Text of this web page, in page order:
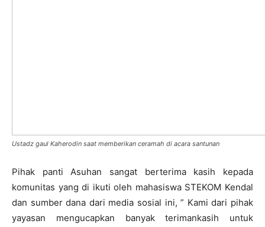
Ustadz gaul Kaherodin saat memberikan ceramah di acara santunan
Pihak panti Asuhan sangat berterima kasih kepada
komunitas yang di ikuti oleh mahasiswa STEKOM Kendal
dan sumber dana dari media sosial ini, ” Kami dari pihak
yayasan mengucapkan banyak terimankasih untuk